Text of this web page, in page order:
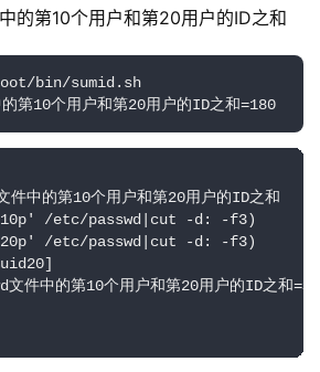
的第10个用户和第20用户的ID之和
bin/sumid.sh
第10个用户和第20用户的ID之和=180
中的第10个用户和第20用户的ID之和
/etc/passwd|cut -d: -f3)
/etc/passwd|cut -d: -f3)
件中的第10个用户和第20用户的ID之和